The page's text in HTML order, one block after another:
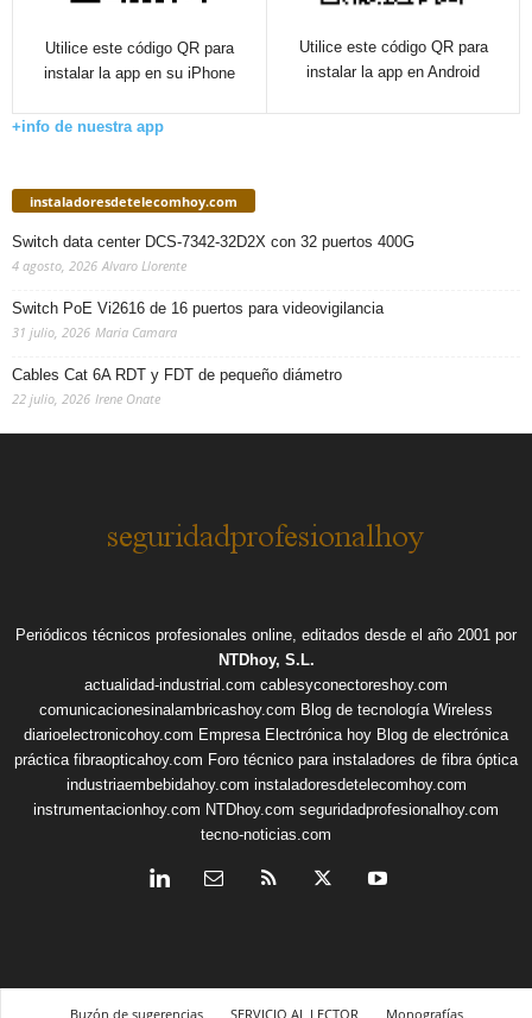
Utilice este código QR para
instalar la app en su iPhone
Utilice este código QR para
instalar la app en Android
+info de nuestra app
instaladoresdetelecomhoy.com
Switch data center DCS-7342-32D2X con 32 puertos 400G
4 agosto, 2026 Alvaro Llorente
Switch PoE Vi2616 de 16 puertos para videovigilancia
31 julio, 2026 Maria Camara
Cables Cat 6A RDT y FDT de pequeño diámetro
22 julio, 2026 Irene Onate
Periódicos técnicos profesionales online, editados desde el año 2001 por
NTDhoy, S.L.
actualidad-industrial.com cablesyconectoreshoy.com
comunicacionesinalambricashoy.com Blog de tecnología Wireless
diarioelectronicohoy.com Empresa Electrónica hoy Blog de electrónica
práctica fibraopticahoy.com Foro técnico para instaladores de fibra óptica
industriaembebidahoy.com instaladoresdetelecomhoy.com
instrumentacionhoy.com NTDhoy.com seguridadprofesionalhoy.com
tecno-noticias.com
Buzón de sugerencias SERVICIO AL LECTOR Monografías